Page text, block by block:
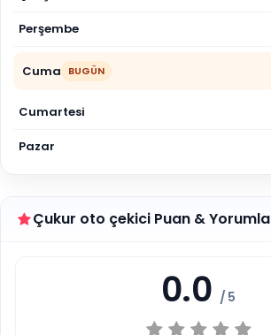
Perşembe
Cuma BUGÜN
Cumartesi
Pazar
Çukur oto çekici Puan &
0.0 / 5